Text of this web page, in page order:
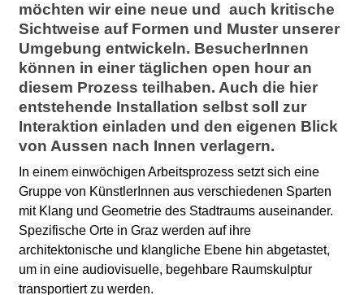
möchten wir eine neue und auch kritische
Sichtweise auf Formen und Muster unserer
Umgebung entwickeln. BesucherInnen
können in einer täglichen open hour an
diesem Prozess teilhaben. Auch die hier
entstehende Installation selbst soll zur
Interaktion einladen und den eigenen Blick
von Aussen nach Innen verlagern.
In einem einwöchigen Arbeitsprozess setzt sich eine
Gruppe von KünstlerInnen aus verschiedenen Sparten
mit Klang und Geometrie des Stadtraums auseinander.
Spezifische Orte in Graz werden auf ihre
architektonische und klangliche Ebene hin abgetastet,
um in eine audiovisuelle, begehbare Raumskulptur
transportiert zu werden.